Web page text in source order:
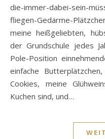
die-immer-dabei-sein-
fliegen-Gedärme-
meine heißgeliebten,
der Grundschule jedes
Pole-Position
einfache
Cookies, meine
Kuchen sind, und…